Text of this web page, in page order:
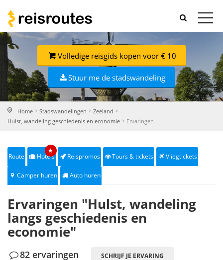
Volledige reisgids kopen voor € 10
Stuur me de stadswandeling
Home Stadswandelingen
Zeeland
Hulst, wandeling geschiedenis en economie
Ervaringen
Route Hotels
★
Reispromos Tours & tickets Vliegtickets
Camper huren Auto huren
Ervaringen "Hulst, wandeling
langs geschiedenis en
economie"
82 ervaringen SCHRIJF JE ERVARING